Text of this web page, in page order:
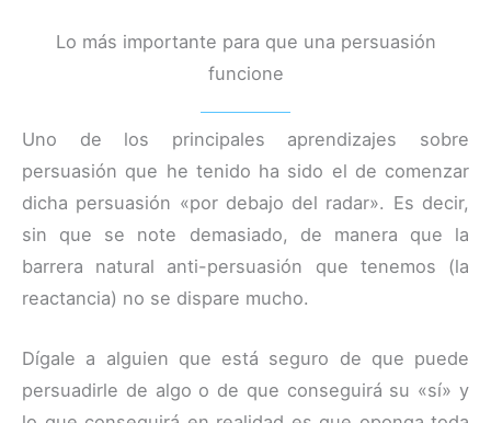
Lo más importante para que una persuasión
funcione
Uno de los principales aprendizajes sobre
persuasión que he tenido ha sido el de comenzar
dicha persuasión «por debajo del radar». Es decir,
sin que se note demasiado, de manera que la
barrera natural anti-persuasión que tenemos (la
reactancia) no se dispare mucho.
Dígale a alguien que está seguro de que puede
persuadirle de algo o de que conseguirá su «sí» y